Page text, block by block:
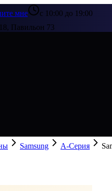
мне
с 10:00 до 19:00
Павильон 73
Samsung A-Серия